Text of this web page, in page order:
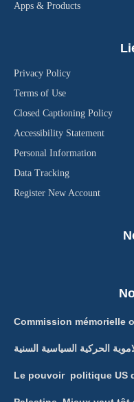
Apps & Products
Privacy Policy
Terms of Use
Closed Captioning Policy
Accessibility Statement
Personal Information
Data Tracking
Register New Account
Commission mémorielle
الحركية السياسية السنية
Le pouvoir politique US